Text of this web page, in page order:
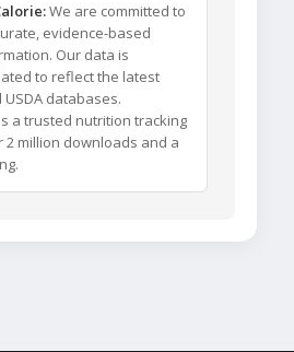
We are committed to
evidence-based
Our data is
to reflect the latest
databases.
a trusted nutrition tracking
2 million downloads and a